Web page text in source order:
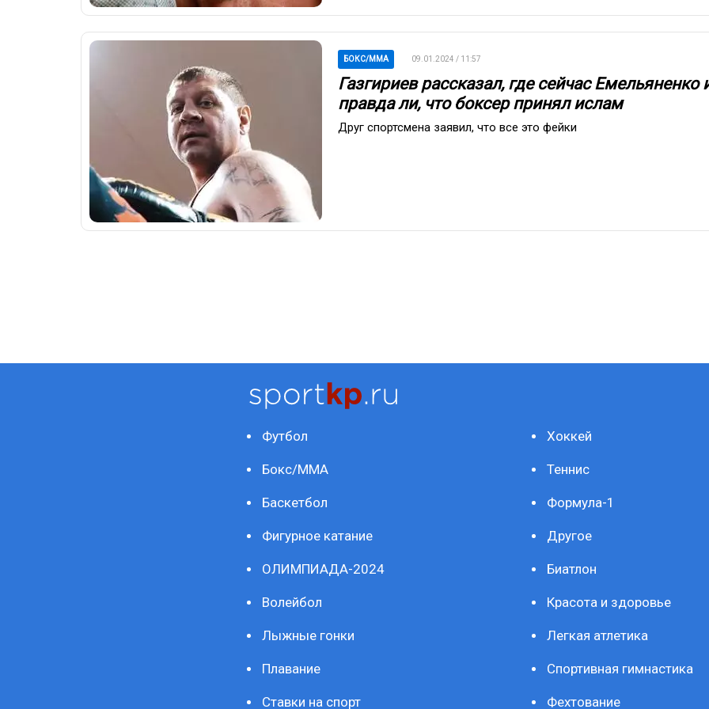
БОКС/ММА 09.01.2024 / 11:57
Газгириев рассказал, где сейчас Емельяненко
правда ли, что боксер принял ислам
Друг спортсмена заявил, что все это фейки
Футбол Хоккей
Бокс/ММА Теннис
Баскетбол Формула-1
Фигурное катание Другое
ОЛИМПИАДА-2024 Биатлон
Волейбол Красота и здоровье
Лыжные гонки Легкая атлетика
Плавание Спортивная гимнастика
Ставки на спорт Фехтование